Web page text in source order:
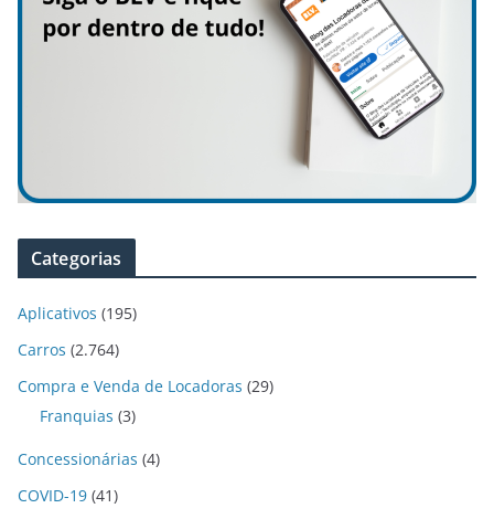
Categorias
Aplicativos (195)
Carros (2.764)
Compra e Venda de Locadoras (29)
Franquias (3)
Concessionárias (4)
COVID-19 (41)